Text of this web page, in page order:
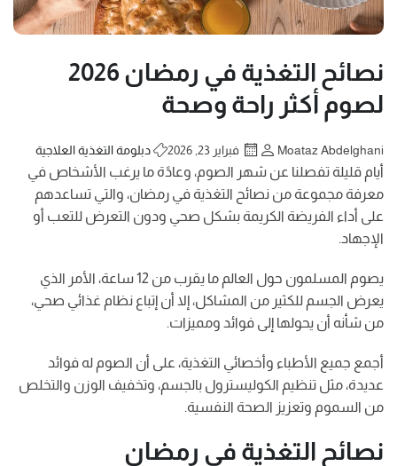
نصائح التغذية في رمضان 2026
لصوم أكثر راحة وصحة
Moataz Abdelghani فبراير 23, 2026 دبلومة التغذية العلاجية
أيام قليلة تفصلنا عن شهر الصوم، وعادًة ما يرغب الأشخاص في
معرفة مجموعة من نصائح التغذية في رمضان، والتي تساعدهم
على أداء الفريضة الكريمة بشكل صحي ودون التعرض للتعب أو
الإجهاد.
يصوم المسلمون حول العالم ما يقرب من 12 ساعة، الأمر الذي
يعرض الجسم للكثير من المشاكل، إلا أن إتباع نظام غذائي صحي،
من شأنه أن يحولها إلى فوائد ومميزات.
أجمع جميع الأطباء وأخصائي التغذية، على أن الصوم له فوائد
عديدة، مثل ​​​​​تنظيم الكوليسترول بالجسم، وتخفيف الوزن والتخلص
من السموم وتعزيز الصحة النفسية.
نصائح التغذية في رمضان